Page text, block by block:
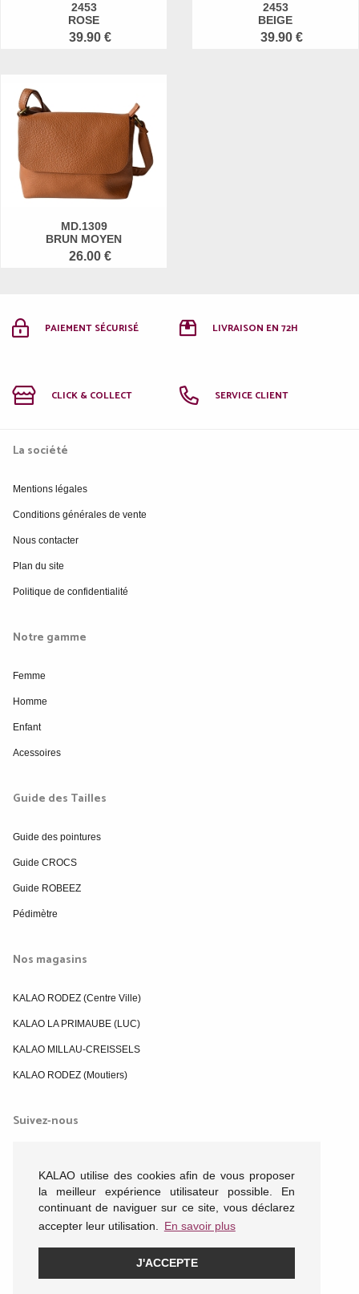
KALAO utilise des cookies afin de vous proposer
la meilleur expérience utilisateur possible. En
continuant de naviguer sur ce site, vous déclarez
accepter leur utilisation.
En savoir plus
J'ACCEPTE
2453
ROSE
39.90 €
2453
BEIGE
39.90 €
MD.1309
BRUN MOYEN
26.00 €
PAIEMENT SÉCURISÉ LIVRAISON EN 72H
CLICK & COLLECT SERVICE CLIENT
La société
Mentions légales
Conditions générales de vente
Nous contacter
Plan du site
Politique de confidentialité
Notre gamme
Femme
Homme
Enfant
Acessoires
Guide des Tailles
Guide des pointures
Guide CROCS
Guide ROBEEZ
Pédimètre
Nos magasins
KALAO RODEZ (Centre Ville)
KALAO LA PRIMAUBE (LUC)
KALAO MILLAU-CREISSELS
KALAO RODEZ (Moutiers)
Suivez-nous